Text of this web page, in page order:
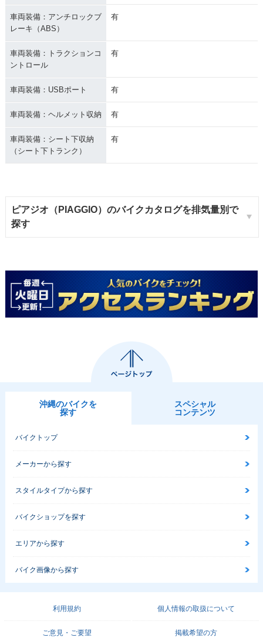
車両装備：アンチロックブ
レーキ（ABS）
有
車両装備：トラクションコ
ントロール
有
車両装備：USBポート 有
車両装備：ヘルメット収納 有
車両装備：シート下収納
（シート下トランク）
有
ピアジオ（PIAGGIO）のバイクカタログを排気量別で
探す
沖縄のバイクを
探す
スペシャル
コンテンツ
バイクトップ
メーカーから探す
スタイルタイプから探す
バイクショップを探す
エリアから探す
バイク画像から探す
利用規約 個人情報の取扱について
ご意見・ご要望 掲載希望の方